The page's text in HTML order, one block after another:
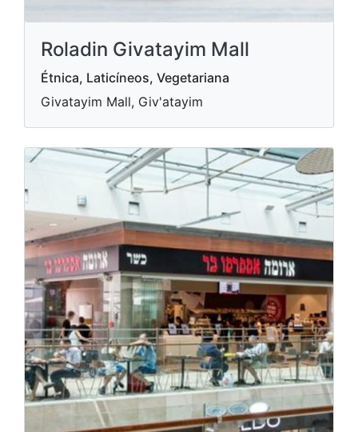
Roladin Givatayim Mall
Étnica, Laticíneos, Vegetariana
Givatayim Mall, Giv'atayim